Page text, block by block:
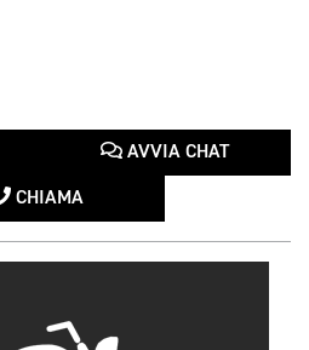
AVVIA CHAT
CHIAMA